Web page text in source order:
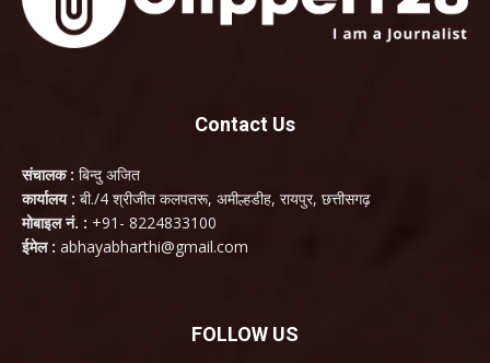
Contact Us
संचालक : बिन्दु अजित
कार्यालय : बी./4 श्रीजीत कलपतरू, अमील्हडीह, रायपुर, छत्तीसगढ़
मोबाइल नं. : +91- 8224833100
ईमेल : abhayabharthi@gmail.com
FOLLOW US